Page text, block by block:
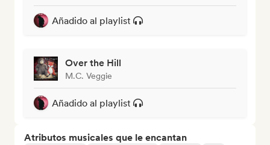
Añadido al playlist
Over the Hill
M.C. Veggie
Añadido al playlist
Atributos musicales que le encantan